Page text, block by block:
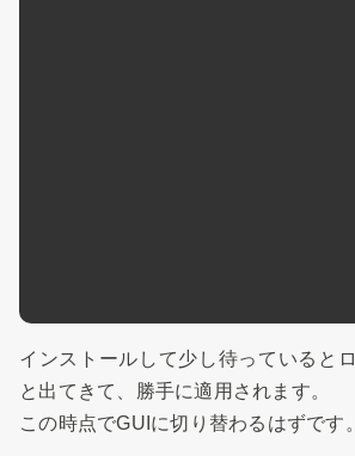
インストールして少し待っていると
と出てきて、勝手に適用されます。
この時点でGUIに切り替わるはずです。